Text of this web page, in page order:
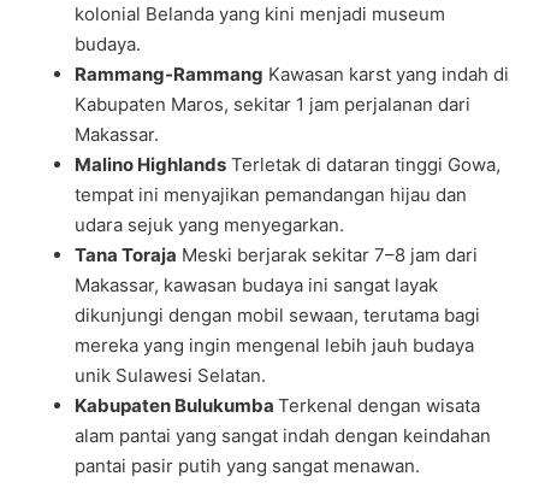
kolonial Belanda yang kini menjadi museum
budaya.
Rammang-Rammang Kawasan karst yang indah di
Kabupaten Maros, sekitar 1 jam perjalanan dari
Makassar.
Malino Highlands Terletak di dataran tinggi Gowa,
tempat ini menyajikan pemandangan hijau dan
udara sejuk yang menyegarkan.
Tana Toraja Meski berjarak sekitar 7–8 jam dari
Makassar, kawasan budaya ini sangat layak
dikunjungi dengan mobil sewaan, terutama bagi
mereka yang ingin mengenal lebih jauh budaya
unik Sulawesi Selatan.
Kabupaten BulukumbaTerkenal dengan wisata
alam pantai yang sangat indah dengan keindahan
pantai pasir putih yang sangat menawan.